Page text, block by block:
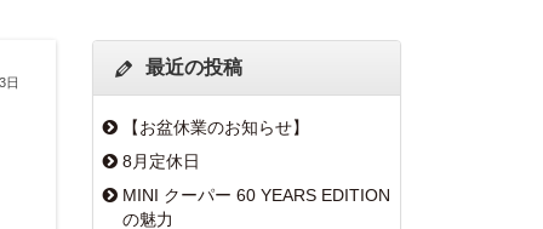
日
最近の投稿
【お盆休業のお知らせ】
8月定休日
MINI クーパー 60 YEARS EDITION
の魅力